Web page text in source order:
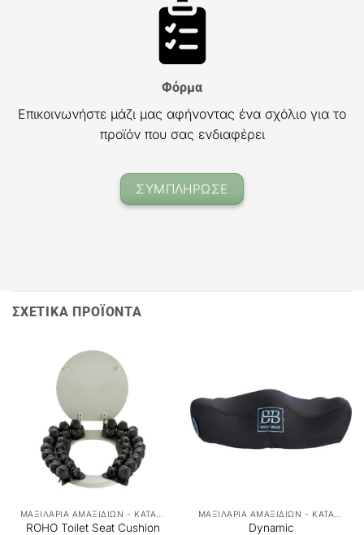
Φόρμα
Επικοινωνήστε μάζι μας αφήνοντας ένα σχόλιο για το
προϊόν που σας ενδιαφέρει
ΣΥΜΠΛΗΡΩΣΕ
ΣΧΕΤΙΚΑ ΠΡΟΪΟΝΤΑ
ROHO Toilet Seat Cushion Dynamic